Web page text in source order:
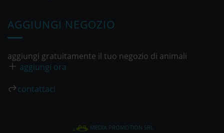
AGGIUNGI NEGOZIO
aggiungi gratuitamente il tuo negozio di animali
aggiungi ora
contattaci
MEDIA PROMOTION SRL